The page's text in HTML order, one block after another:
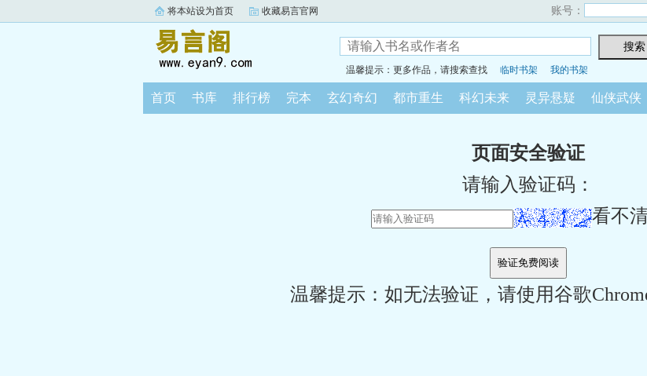
将本站设为首页 收藏易言官网 账号：
温馨提示：更多作品，请搜索查找 临时书架 我的书架
首页 书库 排行榜 完本 玄幻奇幻 都市重生 科幻未来 灵异悬疑 仙侠武侠
页面安全验证
请输入验证码：
看不
温馨提示：如无法验证，请使用谷歌